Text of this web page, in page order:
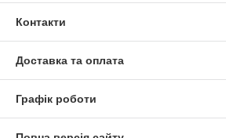
Контакти
Доставка та оплата
Графік роботи